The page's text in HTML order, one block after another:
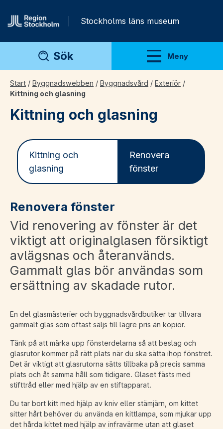
Stockholms läns museum
Sök Meny
Visa meny
Start / Byggnadswebben / Byggnadsvård / Exteriör /
Kittning och glasning
Kittning och glasning
Kittning och
glasning
Renovera
fönster
Renovera fönster
Vid renovering av fönster är det
viktigt att originalglasen försiktigt
avlägsnas och återanvänds.
Gammalt glas bör användas som
ersättning av skadade rutor.
En del glasmästerier och byggnadsvårdbutiker tar tillvara
gammalt glas som oftast säljs till lägre pris än kopior.
Tänk på att märka upp fönsterdelarna så att beslag och
glasrutor kommer på rätt plats när du ska sätta ihop fönstret.
Det är viktigt att glasrutorna sätts tillbaka på precis samma
plats och åt samma håll som tidigare. Glaset fästs med
stifttråd eller med hjälp av en stiftapparat.
Du tar bort kitt med hjälp av kniv eller stämjärn, om kittet
sitter hårt behöver du använda en kittlampa, som mjukar upp
det hårda kittet med hjälp av infravärme utan att glaset